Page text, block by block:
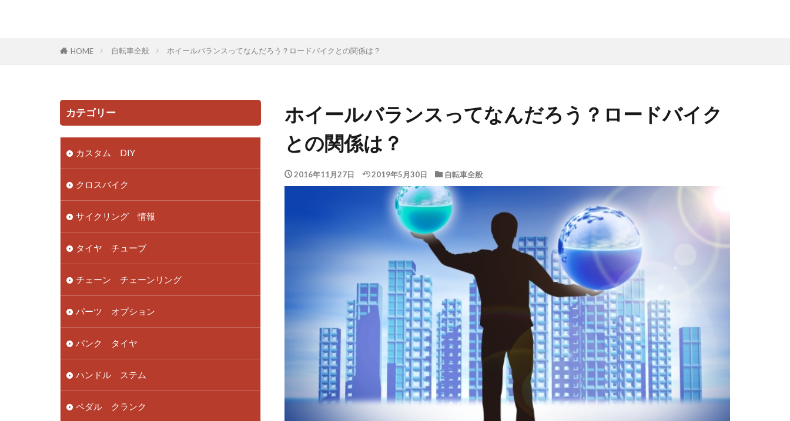
HOME 自転車全般 ホイールバランスってなんだろう？ロードバイクとの関係は？
ホイールバランスってなんだろう？ロードバイク
との関係は？
2016年11月27日 2019年5月30日 自転車全般
カテゴリー
カスタム DIY
クロスバイク
サイクリング 情報
タイヤ チューブ
チェーン チェーンリング
パーツ オプション
パンク タイヤ
ハンドル ステム
ペダル クランク